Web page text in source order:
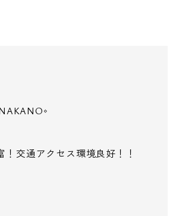
交通アクセス環境良好！！